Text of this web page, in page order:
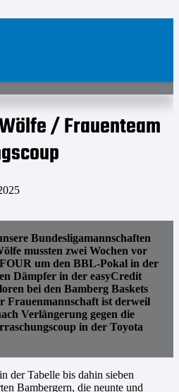
/ Frauenteam
Bundesligamannschaften
mussten zwei Wochen vor
um den BBL-Pokal in der
Dämpfer in der easyCredit
bei den Bamberg Baskets
Frauenmannschaft ist derweil
Verlängerung gegen die
in der Toyota
der Tabelle bis dahin sieben
Bambergern, die neunte und